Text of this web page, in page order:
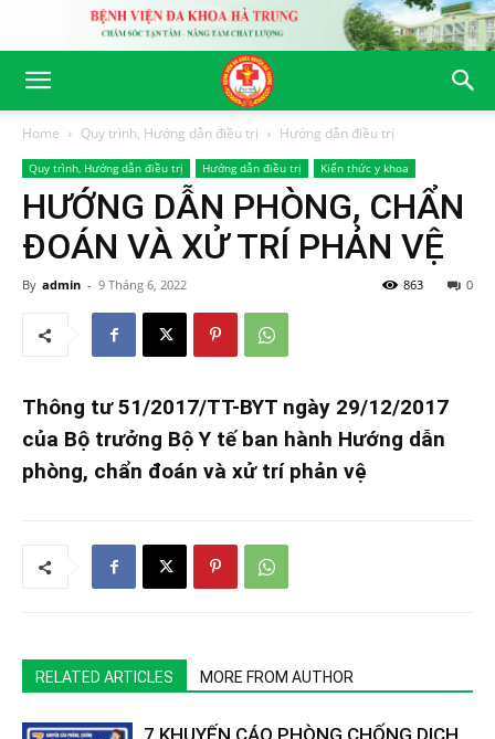
Home Quy trình, Hướng dẫn điều trị Hướng dẫn điều trị
Quy trình, Hướng dẫn điều trị Hướng dẫn điều trị Kiến thức y khoa
HƯỚNG DẪN PHÒNG, CHẨN
ĐOÁN VÀ XỬ TRÍ PHẢN VỆ
By admin - 9 Tháng 6, 2022 0
863
Thông tư 51/2017/TT-BYT ngày 29/12/2017
của Bộ trưởng Bộ Y tế ban hành Hướng dẫn
phòng, chẩn đoán và xử trí phản vệ
RELATED ARTICLES MORE FROM AUTHOR
7 KHUYẾN CÁO PHÒNG CHỐNG DỊCH